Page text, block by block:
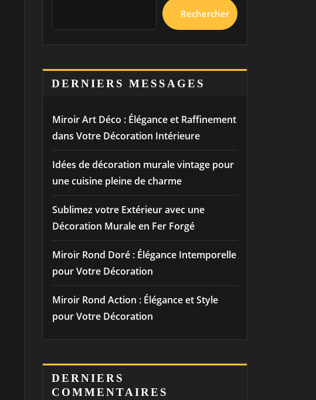
Rechercher
DERNIERS MESSAGES
Miroir Art Déco : Élégance et Raffinement
dans Votre Décoration Intérieure
Idées de décoration murale vintage pour
une cuisine pleine de charme
Sublimez votre Extérieur avec une
Décoration Murale en Fer Forgé
Miroir Rond Doré : Élégance Intemporelle
pour Votre Décoration
Miroir Rond Action : Élégance et Style
pour Votre Décoration
DERNIERS
COMMENTAIRES